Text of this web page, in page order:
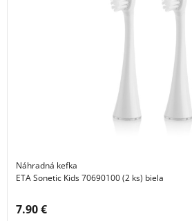
Náhradná kefka
ETA Sonetic Kids 70690100 (2 ks) biela
Cena s DPH:
7.90 €